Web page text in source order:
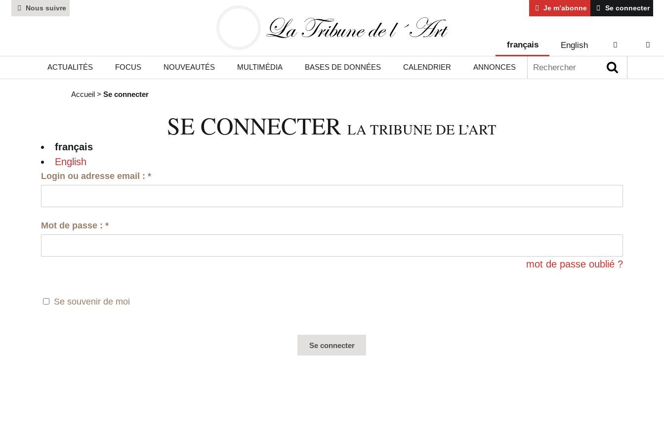
Nous suivre Je m’abonne Se connecter
ACTUALITÉS FOCUS NOUVEAUTÉS MULTIMÉDIA BASES DE DONNÉES CALENDRIER ANNONCES
français English AIDE
Accueil > Se connecter
SE CONNECTERLA TRIBUNE DE L’ART
français
English
Login ou adresse email :*
Mot de passe :*
mot de passe oublié ?
Se souvenir de moi